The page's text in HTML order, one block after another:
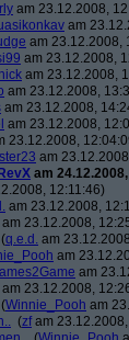
am 23.12.2008,
am
am 23.12.2008,
am 23.12.2008,
am 23.12.2008,
am 23.12.2008,
am 23.12.2008,
am 23.12.2008,
23.12.2008,
am
RevX am
12:11:46)
am 23.12.2008,
am 23.12.2008,
(q.e.d. am
am
am
am 23.12.2008,
(Winnie_Pooh am
(zfam